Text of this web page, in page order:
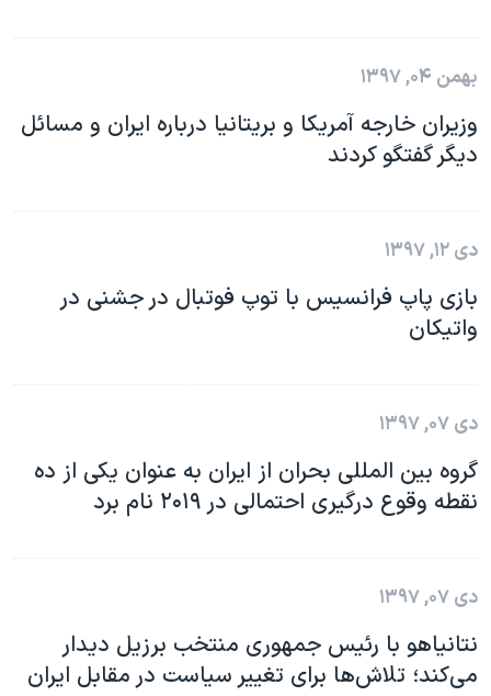
بهمن ۰۴, ۱۳۹۷
وزیران خارجه آمریکا و بریتانیا درباره ایران و مسائل
دیگر گفتگو کردند
دی ۱۲, ۱۳۹۷
بازی پاپ فرانسیس با توپ فوتبال در جشنی در
واتیکان
دی ۰۷, ۱۳۹۷
گروه بین المللی بحران از ایران به عنوان یکی از ده
نقطه وقوع درگیری احتمالی در ۲۰۱۹ نام برد
دی ۰۷, ۱۳۹۷
نتانیاهو با رئیس جمهوری منتخب برزیل دیدار
می‌کند؛ تلاش‌ها برای تغییر سیاست در مقابل ایران